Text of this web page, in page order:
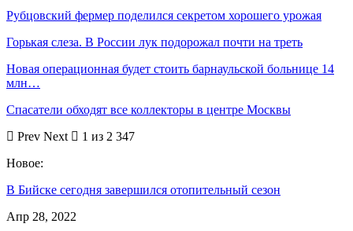
Рубцовский фермер поделился секретом хорошего урожая
Горькая слеза. В России лук подорожал почти на треть
Новая операционная будет стоить барнаульской больнице 14
млн…
Спасатели обходят все коллекторы в центре Москвы
Prev Next
1 из 2 347
Новое:
В Бийске сегодня завершился отопительный сезон
Апр 28, 2022